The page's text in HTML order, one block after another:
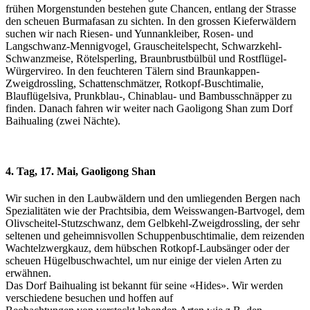
frühen Morgenstunden bestehen gute Chancen, entlang der Strasse
den scheuen Burmafasan zu sichten. In den grossen Kieferwäldern
suchen wir nach Riesen- und Yunnankleiber, Rosen- und
Langschwanz-Mennigvogel, Grauscheitelspecht, Schwarzkehl-
Schwanzmeise, Rötelsperling, Braunbrustbülbül und Rostflügel-
Würgervireo. In den feuchteren Tälern sind Braunkappen-
Zweigdrossling, Schattenschmätzer, Rotkopf-Buschtimalie,
Blauflügelsiva, Prunkblau-, Chinablau- und Bambusschnäpper zu
finden. Danach fahren wir weiter nach Gaoligong Shan zum Dorf
Baihualing (zwei Nächte).
4. Tag, 17. Mai, Gaoligong Shan
Wir suchen in den Laubwäldern und den umliegenden Bergen nach
Spezialitäten wie der Prachtsibia, dem Weisswangen-Bartvogel, dem
Olivscheitel-Stutzschwanz, dem Gelbkehl-Zweigdrossling, der sehr
seltenen und geheimnisvollen Schuppenbuschtimalie, dem reizenden
Wachtelzwergkauz, dem hübschen Rotkopf-Laubsänger oder der
scheuen Hügelbuschwachtel, um nur einige der vielen Arten zu
erwähnen.
Das Dorf Baihualing ist bekannt für seine «Hides». Wir werden
verschiedene besuchen und hoffen auf